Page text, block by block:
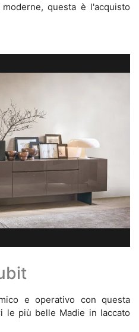
questa è l'acquisto
e operativo con questa
le più belle Madie in laccato